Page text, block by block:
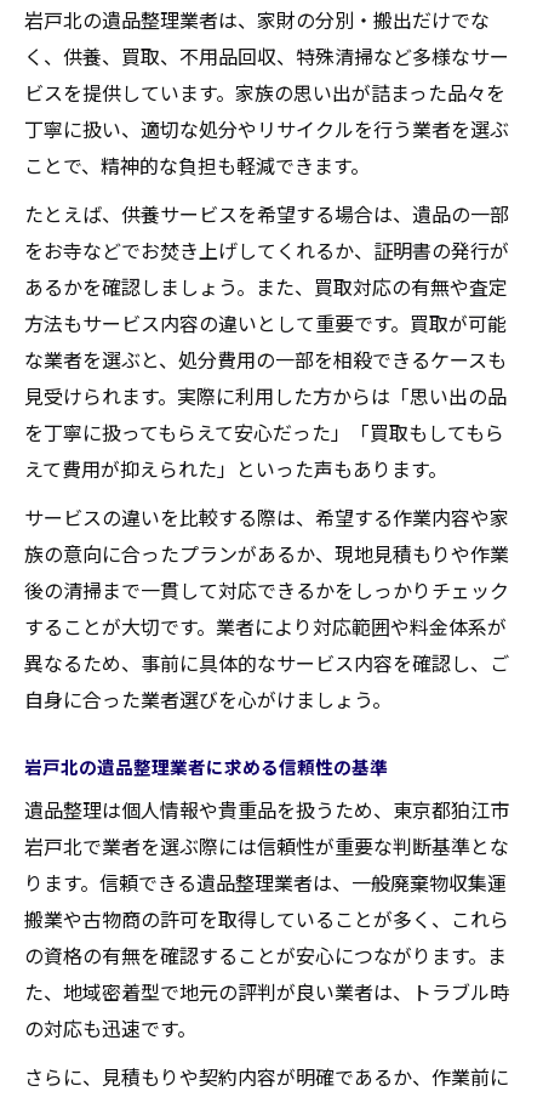
岩戸北の遺品整理業者は、家財の分別・搬出だけでな
く、供養、買取、不用品回収、特殊清掃など多様なサー
ビスを提供しています。家族の思い出が詰まった品々を
丁寧に扱い、適切な処分やリサイクルを行う業者を選ぶ
ことで、精神的な負担も軽減できます。
たとえば、供養サービスを希望する場合は、遺品の一部
をお寺などでお焚き上げしてくれるか、証明書の発行が
あるかを確認しましょう。また、買取対応の有無や査定
方法もサービス内容の違いとして重要です。買取が可能
な業者を選ぶと、処分費用の一部を相殺できるケースも
見受けられます。実際に利用した方からは「思い出の品
を丁寧に扱ってもらえて安心だった」「買取もしてもら
えて費用が抑えられた」といった声もあります。
サービスの違いを比較する際は、希望する作業内容や家
族の意向に合ったプランがあるか、現地見積もりや作業
後の清掃まで一貫して対応できるかをしっかりチェック
することが大切です。業者により対応範囲や料金体系が
異なるため、事前に具体的なサービス内容を確認し、ご
自身に合った業者選びを心がけましょう。
岩戸北の遺品整理業者に求める信頼性の基準
遺品整理は個人情報や貴重品を扱うため、東京都狛江市
岩戸北で業者を選ぶ際には信頼性が重要な判断基準とな
ります。信頼できる遺品整理業者は、一般廃棄物収集運
搬業や古物商の許可を取得していることが多く、これら
の資格の有無を確認することが安心につながります。ま
た、地域密着型で地元の評判が良い業者は、トラブル時
の対応も迅速です。
さらに、見積もりや契約内容が明確であるか、作業前に